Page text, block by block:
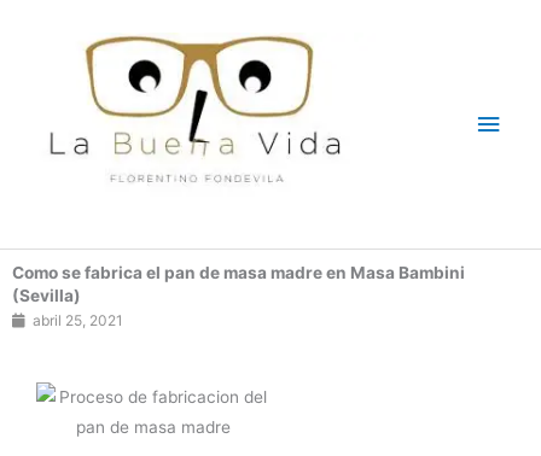
Como se fabrica el pan de masa madre en Masa Bambini
(Sevilla)
abril 25, 2021